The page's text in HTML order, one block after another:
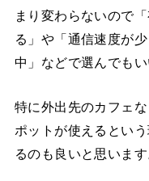
まり変わらないので
る」や「通信速度が
中」などで選んでもい
特に外出先のカフェ
ポットが使えるとい
るのも良いと思います